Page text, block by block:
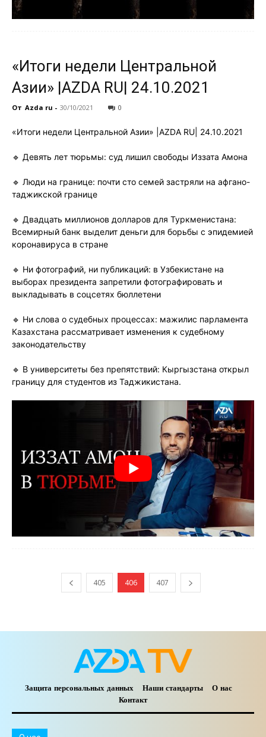
«Итоги недели Центральной
Азии» |AZDA RU| 24.10.2021
От Azda ru - 30/10/2021 0
«Итоги недели Центральной Азии» |AZDA RU| 24.10.2021
🔹 Девять лет тюрьмы: суд лишил свободы Иззата Амона
🔹 Люди на границе: почти сто семей застряли на афгано-
таджикской границе
🔹 Двадцать миллионов долларов для Туркменистана:
Всемирный банк выделит деньги для борьбы с эпидемией
коронавируса в стране
🔹 Ни фотографий, ни публикаций: в Узбекистане на
выборах президента запретили фотографировать и
выкладывать в соцсетях бюллетени
🔹 Ни слова о судебных процессах: мажилис парламента
Казахстана рассматривает изменения к судебному
законодательству
🔹 В университеты без препятствий: Кыргызстана открыл
границу для студентов из Таджикистана.
405 406 407
Защита персональных данных Наши стандарты
О нас
Контакт